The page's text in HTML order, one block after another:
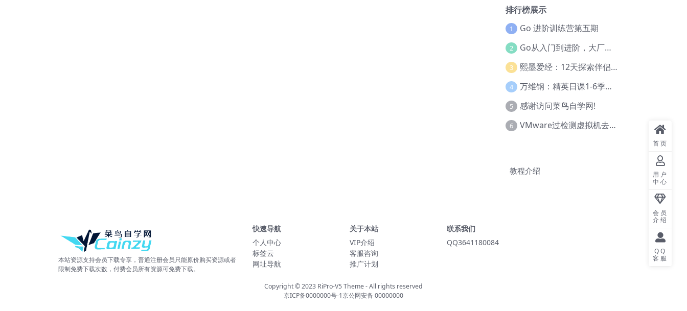
排行榜展示
1 Go 进阶训练营第五期
2 Go从入门到进阶，大厂案例全流程实践(完结)
3 熙墨爱经：12天探索伴侣亲密度
4 万维钢：精英日课1-6季合集
5 感谢访问菜鸟自学网!
6 VMware过检测虚拟机去虚拟化教程(工具+基础+进阶)
教程介绍
本站资源支持会员下载专享，普通注册会员只能原价购买资源或者
限制免费下载次数，付费会员所有资源可免费下载。
快速导航
个人中心
标签云
网址导航
关于本站
VIP介绍
客服咨询
推广计划
联系我们
QQ3641180084
Copyright © 2023 RiPro-V5 Theme- All rights reserved
京ICP备0000000号-1京公网安备 00000000
首页
用户
中心
会员
介绍
QQ
客服